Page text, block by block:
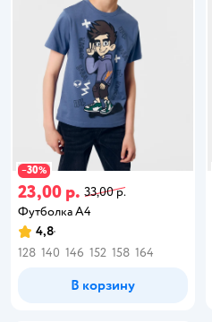
−30%
23,00 р. 33,00 р.
Футболка А4
4,8
128 140 146 152 158 164
В корзину